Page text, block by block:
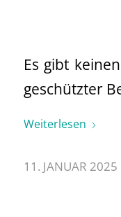
Es gibt
geschützter
Weiterlesen
11. JANUAR 2025